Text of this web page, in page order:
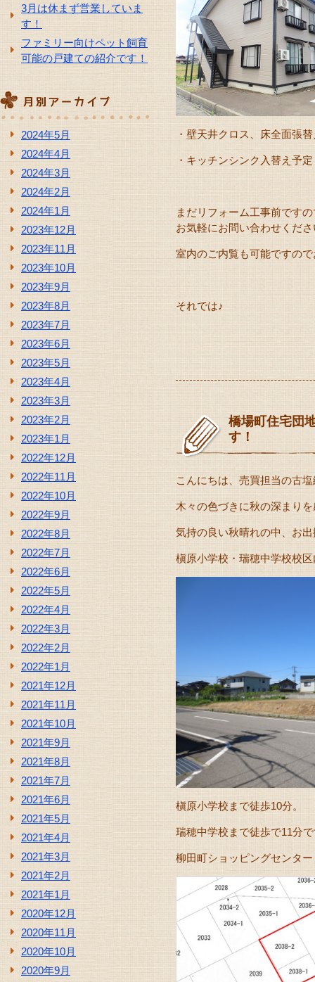
3月は休まず営業していま
す！
ファミリー向けペット飼育
可能の戸建ての紹介です！
2024年5月
2024年4月
2024年3月
2024年2月
2024年1月
2023年12月
2023年11月
2023年10月
2023年9月
2023年8月
2023年7月
2023年6月
2023年5月
2023年4月
2023年3月
2023年2月
2023年1月
2022年12月
2022年11月
2022年10月
2022年9月
2022年8月
2022年7月
2022年6月
2022年5月
2022年4月
2022年3月
2022年2月
2022年1月
2021年12月
2021年11月
2021年10月
2021年9月
2021年8月
2021年7月
2021年6月
2021年5月
2021年4月
2021年3月
2021年2月
2021年1月
2020年12月
2020年11月
2020年10月
2020年9月
・壁天井クロス、床全面張
・キッチンシンク入
まだリフォーム工事前です
お気軽にお問い合わせくだ
室内のご内覧も可能ですの
それでは♪
橋場町住宅団
す！
こんにちは、売買担当の古
木々の色づきに秋の深まり
気持の良い秋晴れの中、お
槇原小学校・瑞穂中学校校
槇原小学校まで徒歩10分。
瑞穂中学校まで徒歩で11分
柳田町ショッピングセンタ